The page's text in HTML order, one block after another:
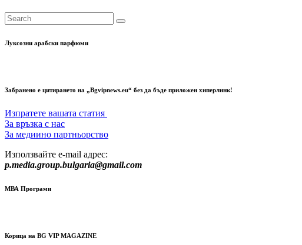
Луксозни арабски парфюми
Забранено е цитирането на „Bgvipnews.eu“ без да бъде приложен хиперлинк!
Изпратете вашата статия
За връзка с нас
За медиино партньорство
Използвайте e-mail адрес:
p.media.group.bulgaria@gmail.com
МВА Програми
Корица на BG VIP MAGAZINE